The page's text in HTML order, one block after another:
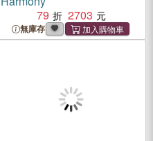
79
2703
無庫存